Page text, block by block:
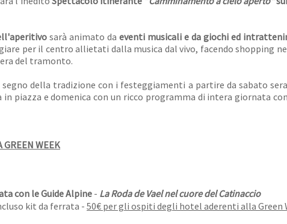
sarà animato da eventi musicali e da giochi ed
per il centro allietati dalla musica dal vivo, facendo shopping
del tramonto.
della tradizione con i festeggiamenti a partire da sabato
piazza e domenica con un ricco programma di intera giornata
GREEN WEEK
con le Guide Alpine - La Roda de Vael nel cuore del Catinaccio
kit da ferrata -50€ per gli ospiti degli hotel aderenti alla Green